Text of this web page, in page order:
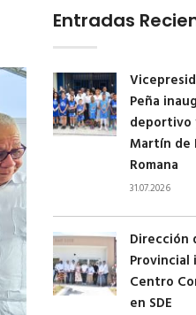
Entradas
Peña
deportivo
Martín de
Romana
31.07.2026
Dirección
Provincial
Centro
en SDE